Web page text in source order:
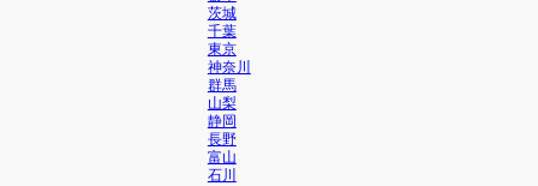
茨城
千葉
東京
神奈川
群馬
山梨
静岡
長野
富山
石川